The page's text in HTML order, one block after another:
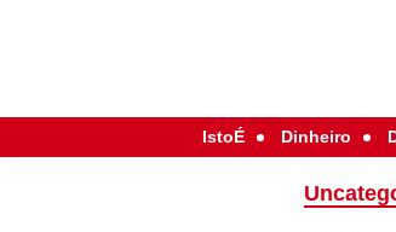
IstoÉ Dinheiro